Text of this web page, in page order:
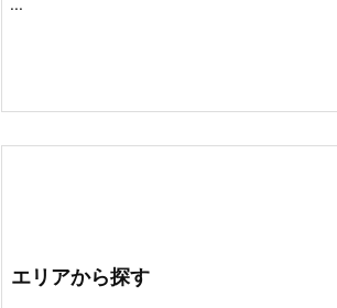
...
エリアから探す